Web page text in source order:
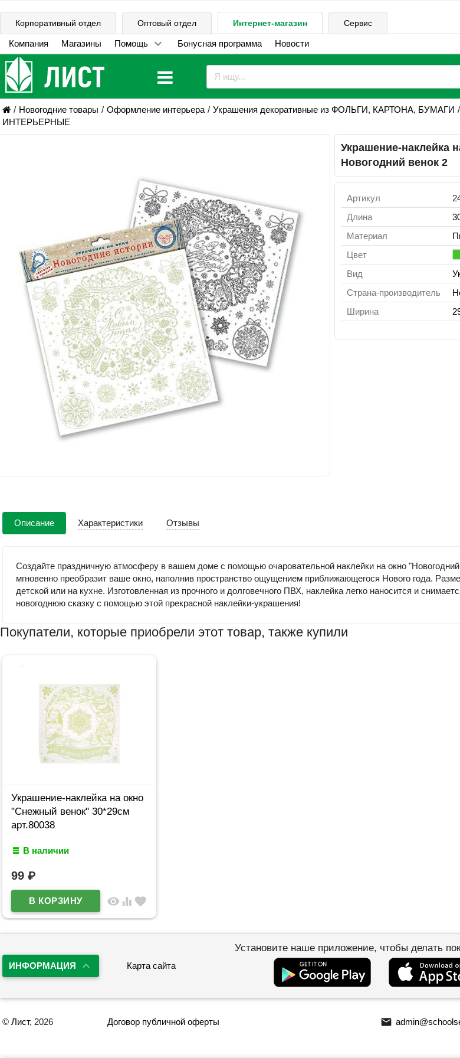
Корпоративный отдел Оптовый отдел Интернет-магазин Сервис
Компания Магазины Помощь Бонусная программа Новости
Новогодние товары Оформление интерьера Украшения декоративные из ФОЛЬГИ, КАРТОНА, БУМАГИ
ИНТЕРЬЕРНЫЕ
Украшение-наклейка
Новогодний венок 2
Артикул
Длина
Материал
Цвет
Вид
Страна-производитель
Ширина
Описание Характеристики Отзывы
Создайте праздничную атмосферу в вашем доме с помощью очаровательной наклейки на окно
мгновенно преобразит ваше окно, наполнив пространство ощущением приближающегося Нового года.
детской или на кухне. Изготовленная из прочного и долговечного ПВХ, наклейка легко наносится и
новогоднюю сказку с помощью этой прекрасной наклейки-украшения!
Покупатели, которые приобрели этот товар, также купили
Украшение-наклейка на окно
"Снежный венок" 30*29см
арт.80038
В наличии
99 ₽
visibility equalizer favorite
ИНФОРМАЦИЯ Карта сайта
Установите наше приложение, чтобы делать
© Лист, 2026 Договор публичной оферты email